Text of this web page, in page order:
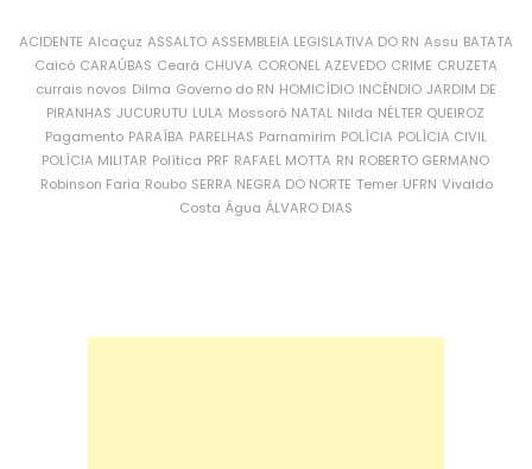
ACIDENTE Alcaçuz ASSALTO ASSEMBLEIA LEGISLATIVA DO RN Assu BATATA
Caicó CARAÚBAS Ceará CHUVA CORONEL AZEVEDO CRIME CRUZETA
currais novos Dilma Governo do RN HOMICÍDIO INCÊNDIO JARDIM DE
PIRANHAS JUCURUTU LULA Mossoró NATAL Nilda NÉLTER QUEIROZ
Pagamento PARAÍBA PARELHAS Parnamirim POLÍCIA POLÍCIA CIVIL
POLÍCIA MILITAR Política PRF RAFAEL MOTTA RN ROBERTO GERMANO
Robinson Faria Roubo SERRA NEGRA DO NORTE Temer UFRN Vivaldo
Costa Água ÁLVARO DIAS